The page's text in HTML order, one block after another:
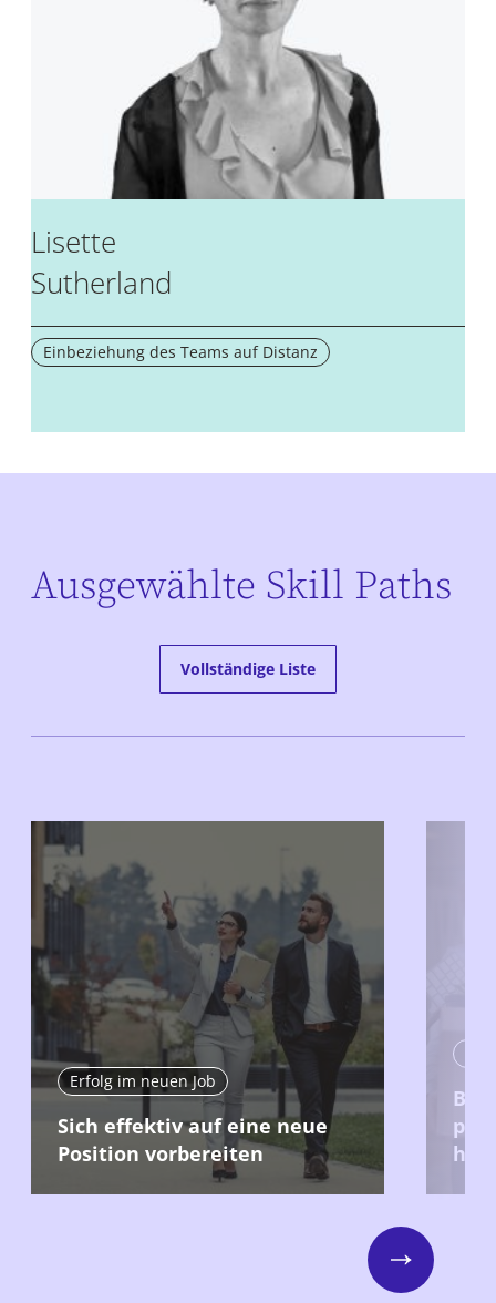
Lisette
Sutherland
Einbeziehung des Teams auf Distanz
Ausgewählte Skill Paths
Vollständige Liste
Erfolg im neuen Job
Sich effektiv auf eine neue
Position vorbereiten
Bei
Next